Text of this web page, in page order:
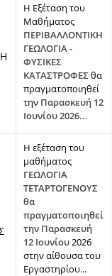
Η Εξέταση του
Μαθήματος
ΠΕΡΙΒΑΛΛΟΝΤΙΚΗ
ΓΕΩΛΟΓΙΑ -
ΦΥΣΙΚΕΣ
ΚΑΤΑΣΤΡΟΦΕΣ θα
πραγματοποιηθεί
την Παρασκευή 12
Ιουνίου 2026...
Η εξέταση του
μαθήματος
ΓΕΩΛΟΓΙΑ
ΤΕΤΑΡΤΟΓΕΝΟΥΣ
θα
πραγματοποιηθεί
την Παρασκευή
12 Ιουνίου2026
στην αίθουσα του
Εργαστηρίου...